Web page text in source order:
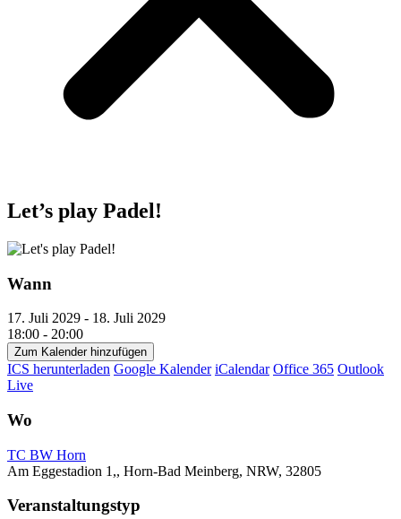
Let’s play Padel!
Wann
17. Juli 2029 - 18. Juli 2029
18:00 - 20:00
Zum Kalender hinzufügen
ICS herunterladen Google Kalender iCalendar Office 365 Outlook
Live
Wo
TC BW Horn
Am Eggestadion 1,, Horn-Bad Meinberg, NRW, 32805
Veranstaltungstyp